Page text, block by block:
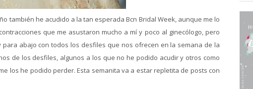
también he acudido a la tan esperada Bcn Bridal Week, aunque me lo
que me asustaron mucho a mí y poco al ginecólogo, pero
abajo con todos los desfiles que nos ofrecen en la semana de la
de los desfiles, algunos a los que no he podido acudir y otros como
los he podido perder. Esta semanita va a estar repletita de posts con